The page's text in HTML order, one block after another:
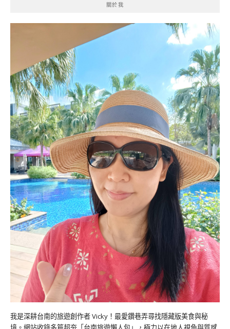
關於我
我是深耕台南的旅遊創作者 Vicky！最愛鑽巷弄尋找隱藏版美食與秘